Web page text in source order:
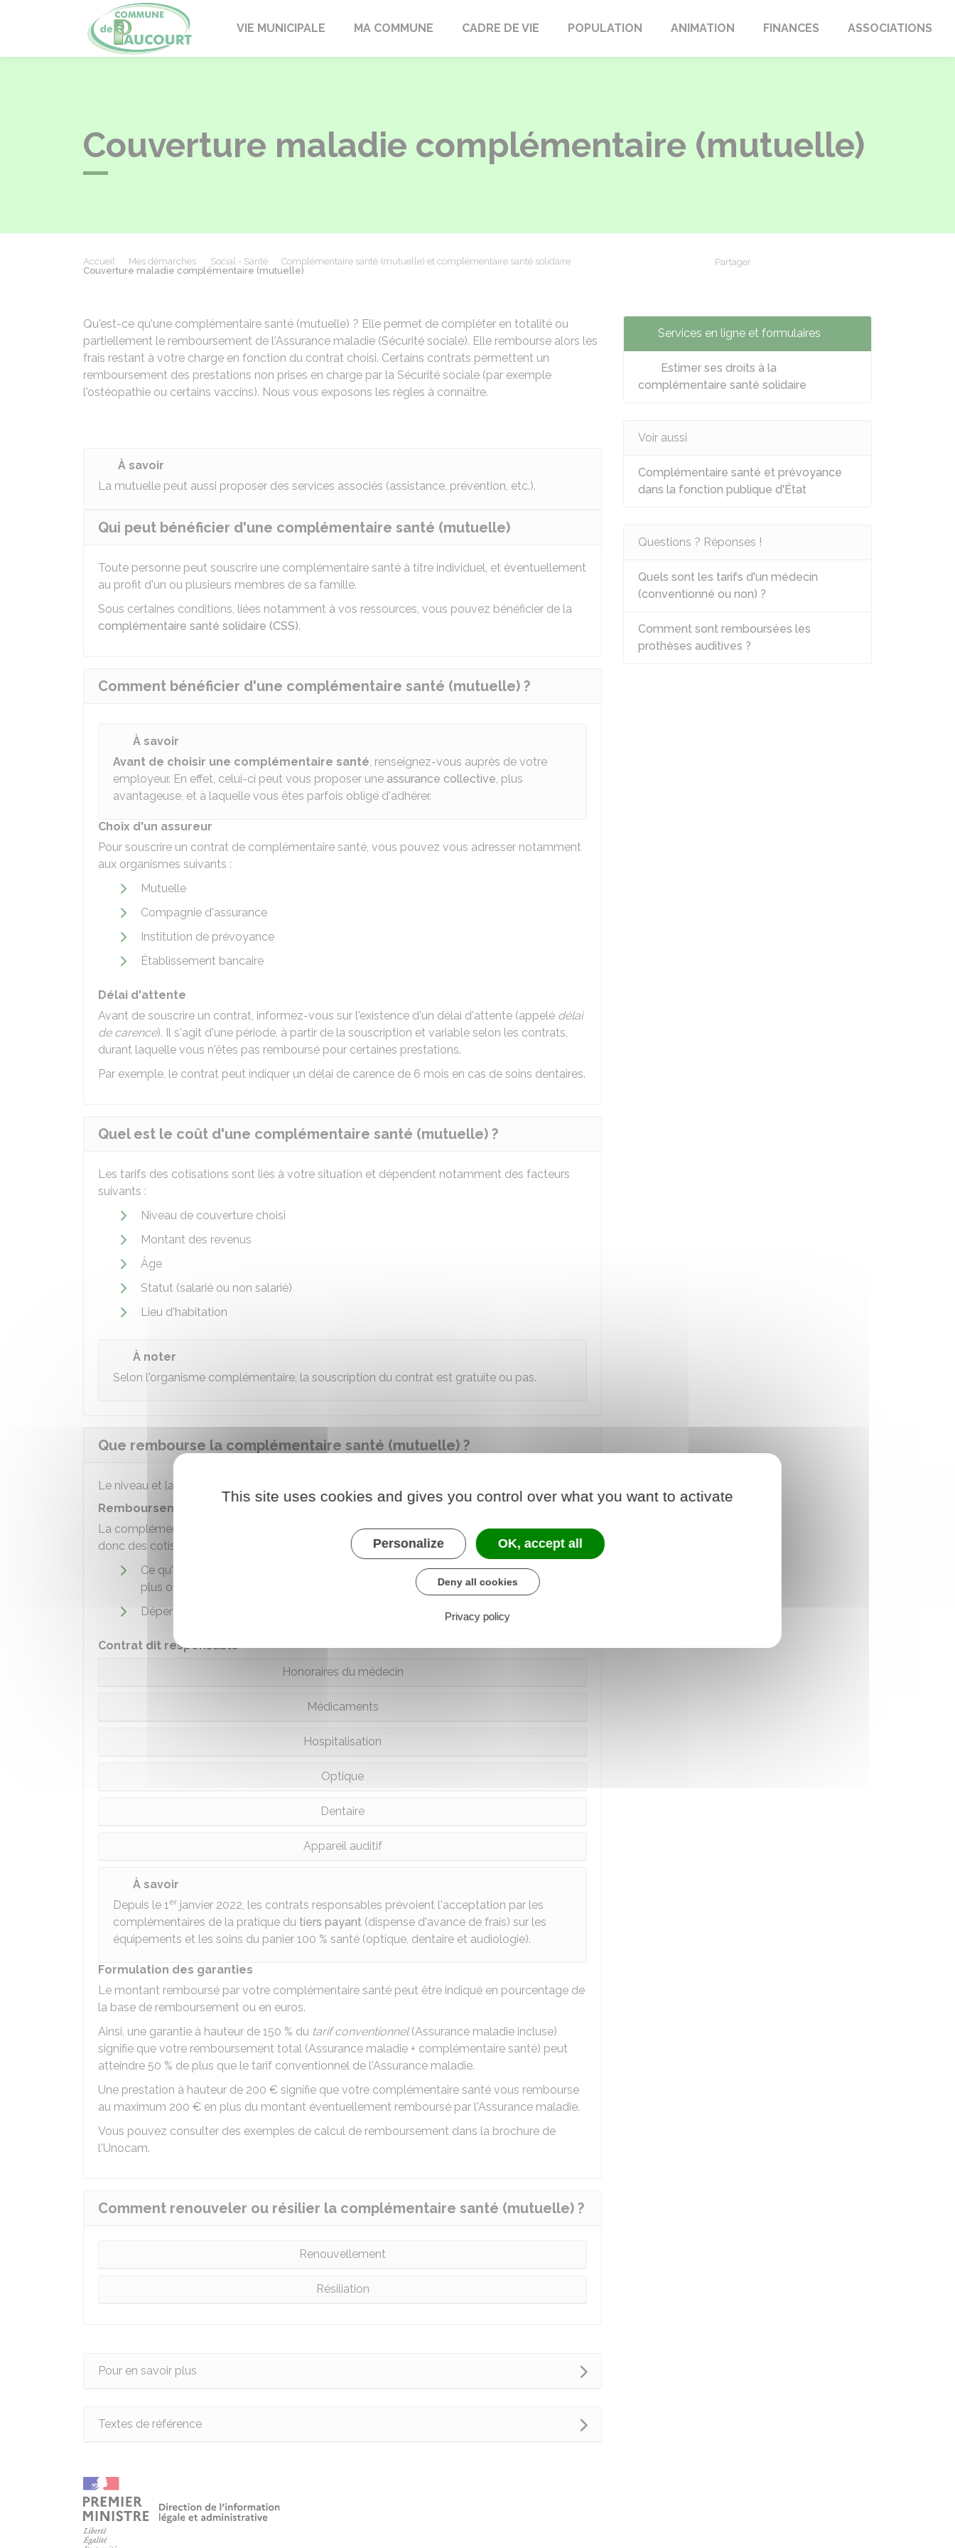
PaucourtVIE MUNICIPALE MA COMMUNE CADRE DE VIE POPULATION ANIMATION FINANCES ASSOCIATIONS
Couverture maladie complémentaire (mutuelle)
Accueil Mes démarches Social - Santé
Complémentaire santé (mutuelle) et complémentaire santé solidaire
Couverture maladie complémentaire (mutuelle)
Partager
Qu'est-ce qu'une complémentaire santé (mutuelle) ? Elle permet de compléter en totalité ou
partiellement le remboursement de l'Assurance maladie (Sécurité sociale). Elle rembourse alors les
frais restant à votre charge en fonction du contrat choisi. Certains contrats permettent un
remboursement des prestations non prises en charge par la Sécurité sociale (par exemple
l'ostéopathie ou certains vaccins). Nous vous exposons les règles à connaître.
À savoir
La mutuelle peut aussi proposer des services associés (assistance, prévention, etc.).
Qui peut bénéficier d'une complémentaire santé (mutuelle)
Toute personne peut souscrire une complémentaire santé à titre individuel, et éventuellement
au profit d'un ou plusieurs membres de sa famille.
Sous certaines conditions, liées notamment à vos ressources, vous pouvez bénéficier de la
complémentaire santé solidaire (CSS).
Comment bénéficier d'une complémentaire santé (mutuelle) ?
À savoir
Avant de choisir une complémentaire santé, renseignez-vous auprès de votre
employeur. En effet, celui-ci peut vous proposer une assurance collective, plus
avantageuse, et à laquelle vous êtes parfois obligé d'adhérer.
Choix d'un assureur
Pour souscrire un contrat de complémentaire santé, vous pouvez vous adresser notamment
aux organismes suivants :
Mutuelle
Compagnie d'assurance
Institution de prévoyance
Établissement bancaire
Délai d'attente
Avant de souscrire un contrat, informez-vous sur l'existence d'un délai d'attente (appelé délai
de carence). Il s'agit d'une période, à partir de la souscription et variable selon les contrats,
durant laquelle vous n'êtes pas remboursé pour certaines prestations.
Par exemple, le contrat peut indiquer un délai de carence de 6 mois en cas de soins dentaires.
Quel est le coût d'une complémentaire santé (mutuelle) ?
Les tarifs des cotisations sont liés à votre situation et dépendent notamment des facteurs
suivants :
Niveau de couverture choisi
Montant des revenus
Âge
Statut (salarié ou non salarié)
Lieu d'habitation
À noter
Selon l'organisme complémentaire, la souscription du contrat est gratuite ou pas.
Que rembourse la complémentaire santé (mutuelle) ?
Le niveau et la nature des prestations des complémentaires santé varient selon les contrats.
Remboursement des dépenses de santé
La complémentaire santé rembourse les frais suivants, en fonction du contrat souscrit et
donc des cotisations versées :
Ce qu'il reste à payer après le remboursement par l'Assurance maladie, de manière
plus ou moins étendue (
, dépassements d'honoraires)
Dépenses non prises en charges par l'Assurance maladie
Contrat dit responsable
Honoraires du médecin
Médicaments
Hospitalisation
Optique
Dentaire
Appareil auditif
À savoir
Depuis le 1er janvier 2022, les contrats responsables prévoient l'acceptation par les
complémentaires de la pratique du tiers payant (dispense d'avance de frais) sur les
équipements et les soins du panier 100 % santé (optique, dentaire et audiologie).
Formulation des garanties
Le montant remboursé par votre complémentaire santé peut être indiqué en pourcentage de
la base de remboursement ou en euros.
Ainsi, une garantie à hauteur de 150 % du tarif conventionnel(Assurance maladie incluse)
signifie que votre remboursement total (Assurance maladie + complémentaire santé) peut
atteindre 50 % de plus que le tarif conventionnel de l'Assurance maladie.
Une prestation à hauteur de 200 € signifie que votre complémentaire santé vous rembourse
au maximum 200 € en plus du montant éventuellement remboursé par l'Assurance maladie.
Vous pouvez consulter des exemples de calcul de remboursement dans la brochure de
l'Unocam.
Comment renouveler ou résilier la complémentaire santé (mutuelle) ?
Renouvellement
Résiliation
Pour en savoir plus
Textes de référence
Services en ligne et formulaires
Estimer ses droits à la
complémentaire santé solidaire
Voir aussi
Complémentaire santé et prévoyance
dans la fonction publique d'État
Questions ? Réponses !
Quels sont les tarifs d'un médecin
(conventionné ou non) ?
Comment sont remboursées les
prothèses auditives ?
This site uses cookies and gives you control over what you want to activate
Personalize OK, accept all
Deny all cookies
Privacy policy